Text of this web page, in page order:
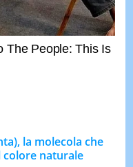
la molecola che
naturale